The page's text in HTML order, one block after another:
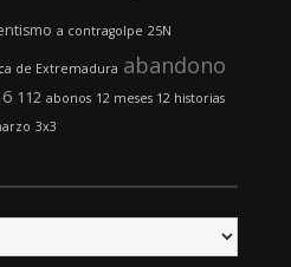
a contragolpe 25N
de Extremadura abandono
112 abonos 12 meses 12 historias
3x3